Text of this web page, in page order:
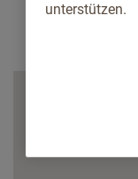
unterstützen.